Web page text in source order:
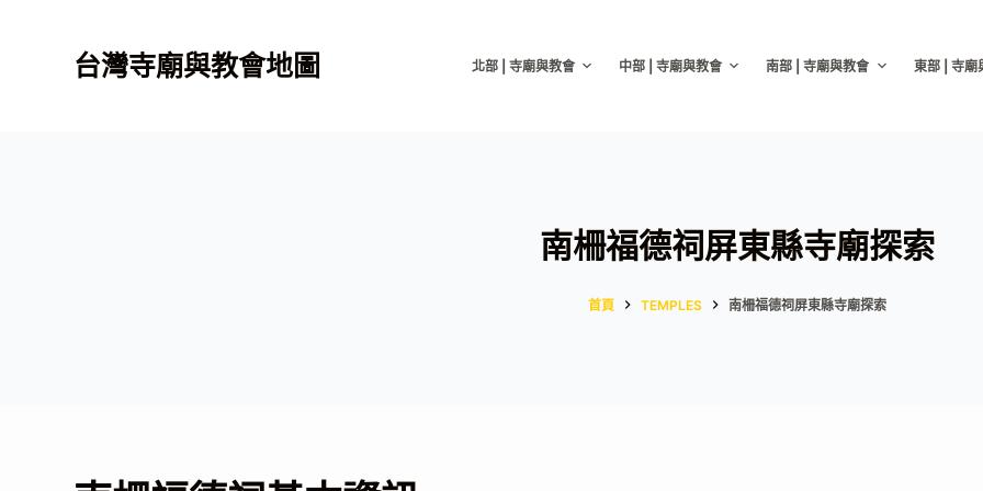
台灣寺廟與教會地圖 北部 | 寺廟與教會 中部 | 寺廟與教會 南部 | 寺廟與教會 東部 | 寺廟
南柵福德祠屏東縣寺廟探索
首頁 TEMPLES 南柵福德祠屏東縣寺廟探索